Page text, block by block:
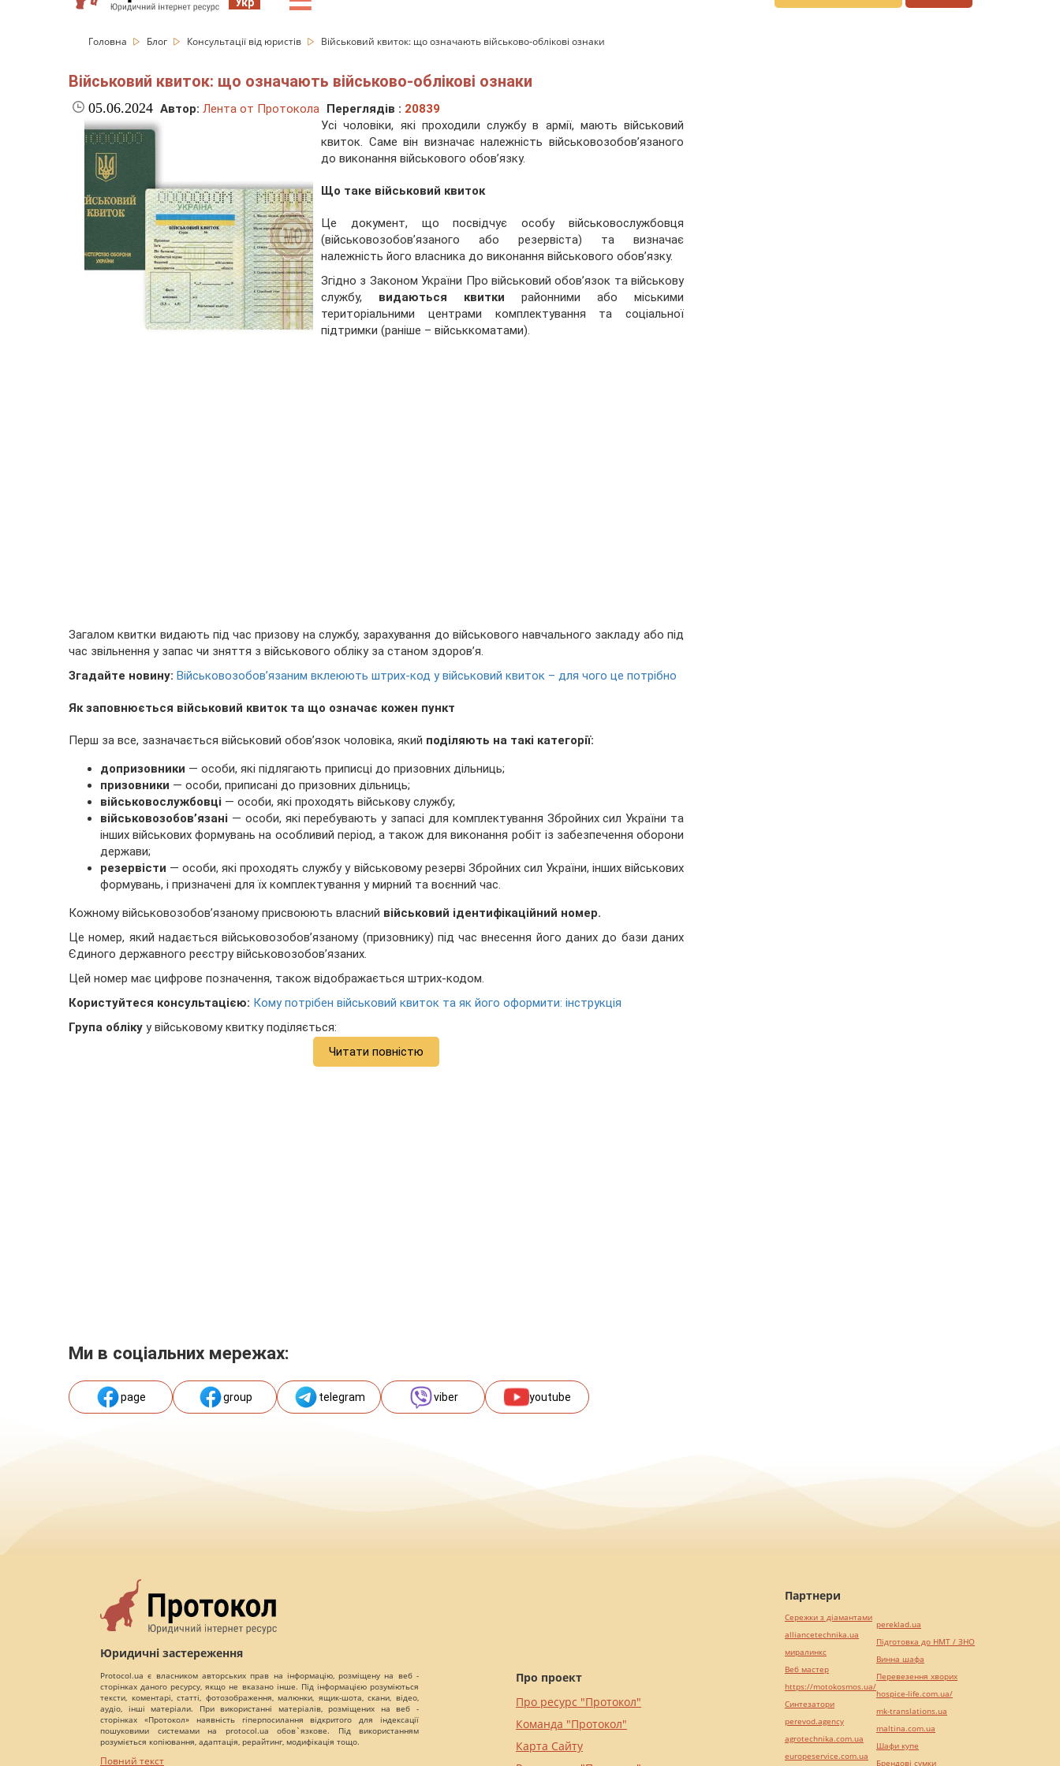
Головна Блог Консультації від юристів Військовий квиток: що означають військово-облікові ознаки
Військовий квиток: що означають військово-облікові ознаки
05.06.2024 Автор: Лента от Протокола Переглядів : 20839
Усі чоловіки, які проходили службу в армії, мають військовий
квиток. Саме він визначає належність військовозобов’язаного
до виконання військового обов’язку.
Що таке військовий квиток
Це документ, що посвідчує особу військовослужбовця
(військовозобов’язаного або резервіста) та визначає
належність його власника до виконання військового обов’язку.
Згідно з Законом України Про військовий обов’язок та військову
службу, видаються квитки районними або міськими
територіальними центрами комплектування та соціальної
підтримки (раніше – військкоматами).
Загалом квитки видають під час призову на службу, зарахування до військового навчального закладу або під
час звільнення у запас чи зняття з військового обліку за станом здоров’я.
Згадайте новину: Військовозобов’язаним вклеюють штрих-код у військовий квиток – для чого це потрібно
Як заповнюється військовий квиток та що означає кожен пункт
Перш за все, зазначається військовий обов’язок чоловіка, який поділяють на такі категорії:
допризовники — особи, які підлягають приписці до призовних дільниць;
призовники — особи, приписані до призовних дільниць;
військовослужбовці — особи, які проходять військову службу;
військовозобов’язані — особи, які перебувають у запасі для комплектування Збройних сил України та
інших військових формувань на особливий період, а також для виконання робіт із забезпечення оборони
держави;
резервісти — особи, які проходять службу у військовому резерві Збройних сил України, інших військових
формувань, і призначені для їх комплектування у мирний та воєнний час.
Кожному військовозобов’язаному присвоюють власний військовий ідентифікаційний номер.
Це номер, який надається військовозобов’язаному (призовнику) під час внесення його даних до бази даних
Єдиного державного реєстру військовозобов’язаних.
Цей номер має цифрове позначення, також відображається штрих-кодом.
Користуйтеся консультацією: Кому потрібен військовий квиток та як його оформити: інструкція
Група обліку у військовому квитку поділяється:
Читати повністю
Ми в соціальних мережах:
page group telegram viber youtube
Юридичні застереження
Protocol.ua є власником авторських прав на інформацію, розміщену на веб -
сторінках даного ресурсу, якщо не вказано інше. Під інформацією розуміються
тексти, коментарі, статті, фотозображення, малюнки, ящик-шота, скани, відео,
аудіо, інші матеріали. При використанні матеріалів, розміщених на веб -
сторінках «Протокол» наявність гіперпосилання відкритого для індексації
пошуковими системами на protocol.ua обов`язкове. Під використанням
розуміється копіювання, адаптація, рерайтинг, модифікація тощо.
Повний текст
Про проект
Про ресурс "Протокол"
Команда "Протокол"
Карта Сайту
Партнери
Сережки з діамантами
alliancetechnika.ua
миралинкс
Веб мастер
https://motokosmos.ua/
Синтезатори
perevod.agency
agrotechnika.com.ua
europeservice.com.ua
pereklad.ua
Підготовка до НМТ / ЗНО
Винна шафа
Перевезення хворих
hospice-life.com.ua/
mk-translations.ua
maltina.com.ua
Шафи купе
Брендові сумки